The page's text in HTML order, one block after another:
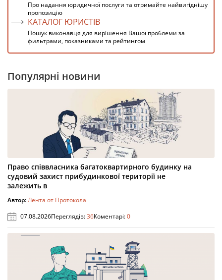
Про надання юридичної послуги та отримайте найвигіднішу
пропозицію
КАТАЛОГ ЮРИСТІВ
Пошук виконавця для вирішення Вашої проблеми за
фильтрами, показниками та рейтингом
Популярні новини
Право співвласника багатоквартирного будинку на
судовий захист прибудинкової території не
залежить в
Автор:Лента от Протокола
07.08.2026Переглядів:36Коментарі:0